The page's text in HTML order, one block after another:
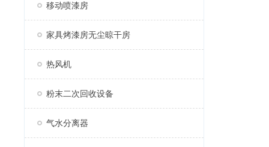
移动喷漆房
家具烤漆房无尘晾干房
热风机
粉末二次回收设备
气水分离器